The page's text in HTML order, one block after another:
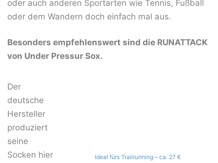
oder auch anderen Sportarten wie Tennis, Fußball
oder dem Wandern doch einfach mal aus.
Besonders empfehlenswert sind die RUNATTACK
von Under Pressur Sox.
Ideal fürs Trailrunning – ca. 27 €
Der
deutsche
Hersteller
produziert
seine
Socken hier